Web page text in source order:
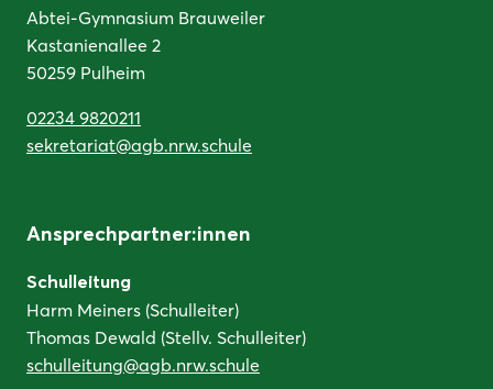
Abtei-Gymnasium Brauweiler
Kastanienallee 2
50259 Pulheim
02234 9820211
sekretariat@agb.nrw.schule
Ansprechpartner:innen
Schulleitung
Harm Meiners (Schulleiter)
Thomas Dewald (Stellv. Schulleiter)
schulleitung@agb.nrw.schule